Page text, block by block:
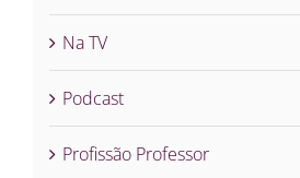
Na TV
Podcast
Profissão Professor